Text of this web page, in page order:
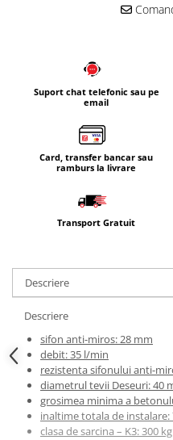
Suport chat telefonic sau pe
email
Card, transfer bancar sau
ramburs la livrare
Transport Gratuit
Descriere
Descriere
sifon anti-miros: 28 mm
debit: 35 l/min
rezistenta sifonului anti-
diametrul tevii Deseuri: 40
grosimea minima a
inaltime totala de instalare:
clasa de sarcina – K3: 300 kg